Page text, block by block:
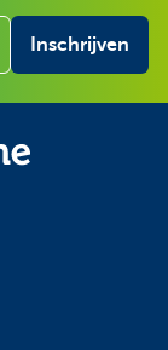
Inschrijven